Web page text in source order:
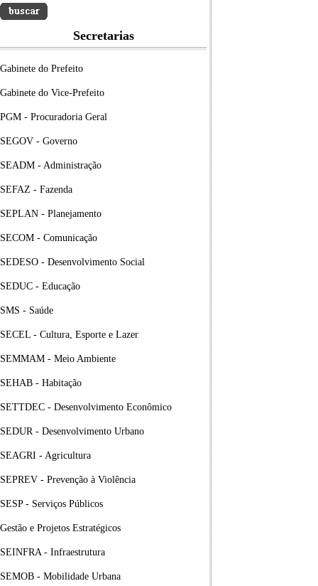
Secretarias
Gabinete do Prefeito
Gabinete do Vice-Prefeito
PGM - Procuradoria Geral
SEGOV - Governo
SEADM - Administração
SEFAZ - Fazenda
SEPLAN - Planejamento
SECOM - Comunicação
SEDESO - Desenvolvimento Social
SEDUC - Educação
SMS - Saúde
SECEL - Cultura, Esporte e Lazer
SEMMAM - Meio Ambiente
SEHAB - Habitação
SETTDEC - Desenvolvimento Econômico
SEDUR - Desenvolvimento Urbano
SEAGRI - Agricultura
SEPREV - Prevenção à Violência
SESP - Serviços Públicos
Gestão e Projetos Estratégicos
SEINFRA - Infraestrutura
SEMOB - Mobilidade Urbana